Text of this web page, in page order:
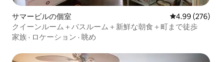
サマービルの個室 レビュー276
4.99 (276)
クイーンルーム＋バスルーム＋新鮮な朝食＋町まで徒歩
家族 · ロケーション · 眺め